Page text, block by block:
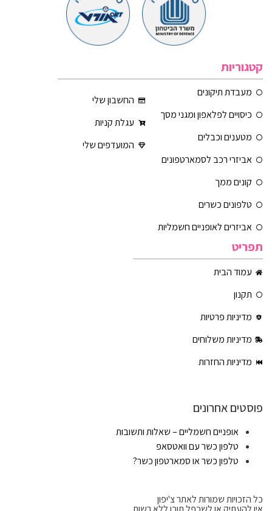
קטגוריות
מעבדת תיקונים
כיסויים לפלאפון ומגני מסך
מטענים וכבלים
אביזרי רכב לסמארטפונים
קונים ממך
טלפונים כשרים
אביזרים לאופניים חשמליות
החשבון שלי
עגלת קניות
המועדפים שלי
תפריט
עמוד הבית
תקנון
מדיניות פרטיות
מדיניות משלוחים
מדיניות החזרות
פוסטים אחרונים
אופניים חשמליים – שאלות ותשובות
טלפון כשר עם וואטסאפ
טלפון כשר או סמארטפון כשר?
כל הזכויות שמורות לאתר צ'יפון